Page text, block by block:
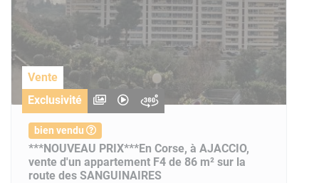
Vente
Exclusivité
bien vendu
***NOUVEAU PRIX***En Corse, à AJACCIO,
vente d'un appartement F4 de 86 m² sur la
route des SANGUINAIRES